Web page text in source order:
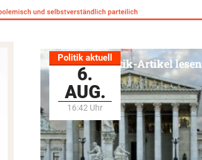
Politik aktuell
6.
AUG.
16:42 Uhr
Alle Politik-Artikel lesen